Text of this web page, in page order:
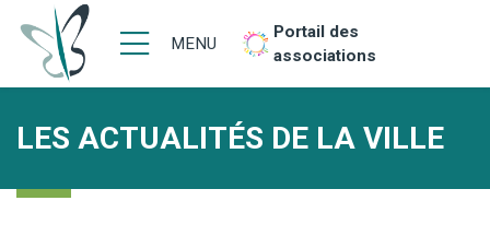
MENU
Portail des
associations
LES ACTUALITÉS DE LA VILLE